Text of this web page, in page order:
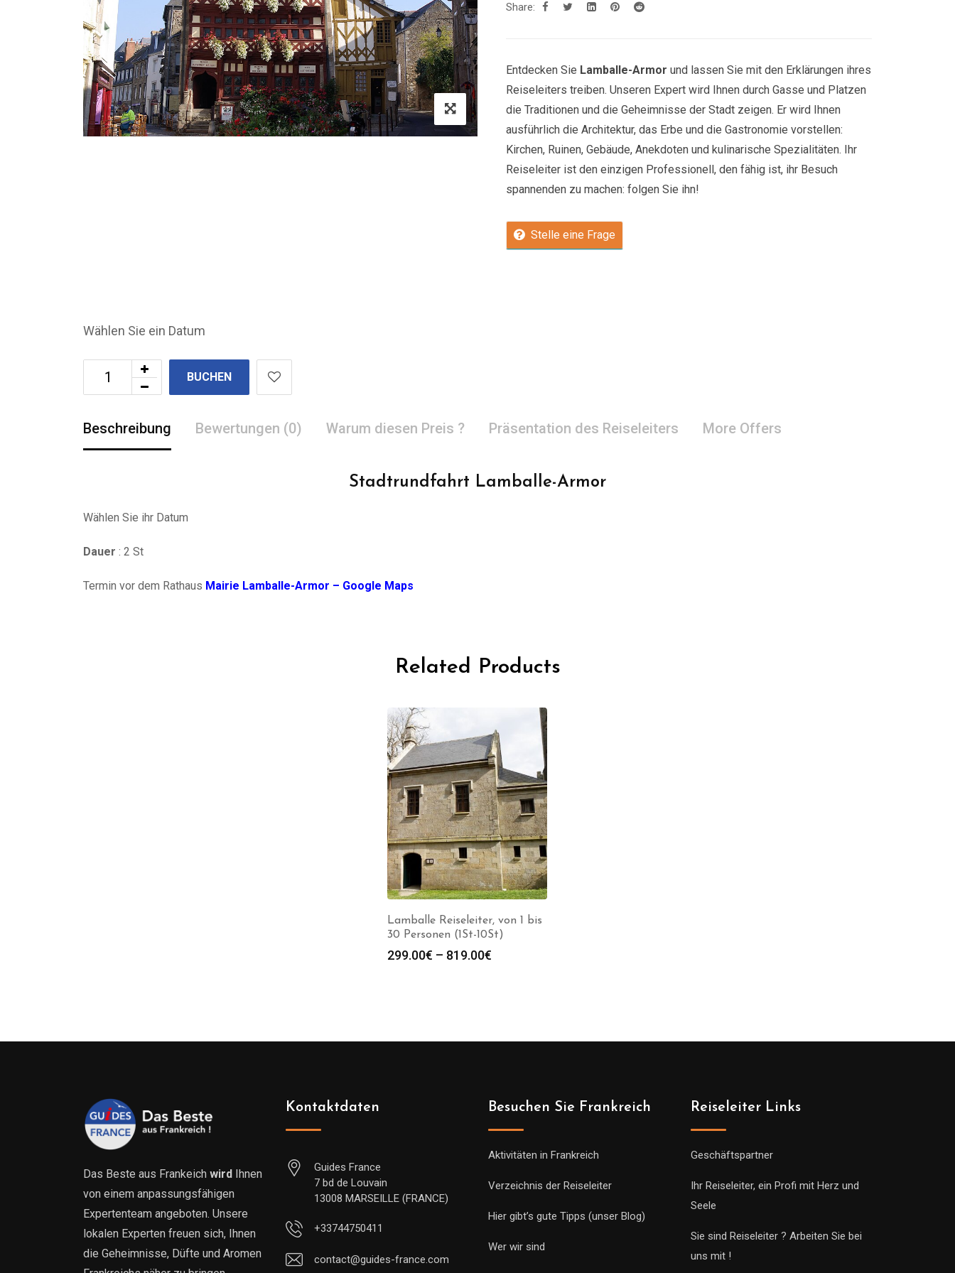
Share:
Entdecken Sie Lamballe-Armor und lassen Sie mit den Erklärungen ihres
Reiseleiters treiben. Unseren Expert wird Ihnen durch Gasse und Platzen
die Traditionen und die Geheimnisse der Stadt zeigen. Er wird Ihnen
ausführlich die Architektur, das Erbe und die Gastronomie vorstellen:
Kirchen, Ruinen, Gebäude, Anekdoten und kulinarische Spezialitäten. Ihr
Reiseleiter ist den einzigen Professionell, den fähig ist, ihr Besuch
spannenden zu machen: folgen Sie ihn!
Stelle eine Frage
Wählen Sie ein Datum
BUCHEN
Beschreibung Bewertungen (0) Warum diesen Preis ? Präsentation des Reiseleiters More Offers
Stadtrundfahrt Lamballe-Armor
Wählen Sie ihr Datum
Dauer : 2 St
Termin vor dem Rathaus Mairie Lamballe-Armor – Google Maps
Related Products
Lamballe Reiseleiter, von 1 bis
30 Personen (1St-10St)
299.00€ – 819.00€Preisspanne:
Das Beste aus Frankeich wird Ihnen
von einem anpassungsfähigen
Expertenteam angeboten. Unsere
lokalen Experten freuen sich, Ihnen
die Geheimnisse, Düfte und Aromen
Kontaktdaten
Guides France
7 bd de Louvain
13008 MARSEILLE (FRANCE)
+33744750411
contact@guides-france.com
Besuchen Sie Frankreich
Aktivitäten in Frankreich
Verzeichnis der Reiseleiter
Hier gibt’s gute Tipps (unser Blog)
Wer wir sind
Reiseleiter Links
Geschäftspartner
Ihr Reiseleiter, ein Profi mit Herz und
Seele
Sie sind Reiseleiter ? Arbeiten Sie bei
uns mit !